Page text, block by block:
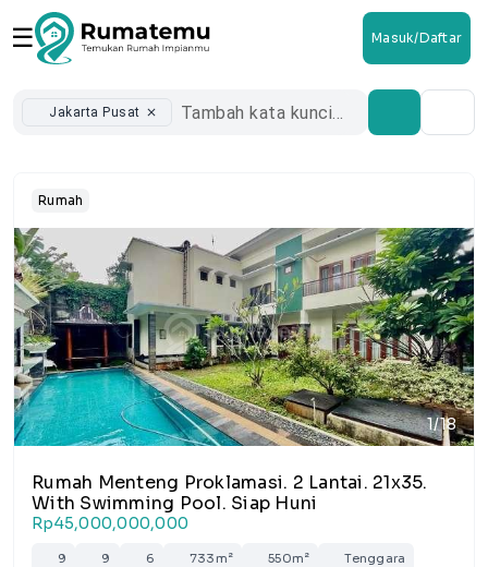
☰ Masuk/Daftar
Jakarta Pusat close
Rumah
1/18
Rumah Menteng Proklamasi. 2 Lantai. 21x35.
With Swimming Pool. Siap Huni
Rp45,000,000,000
9 9 6 733m² 550m² Tenggara